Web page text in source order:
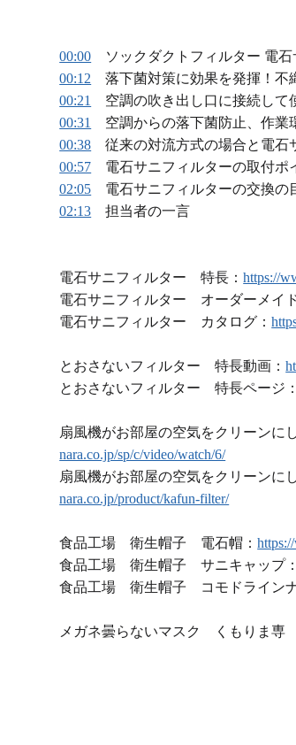
00:00
ソックダクトフィルター 電
00:12
落下菌対策に効果を発揮！不
00:21
空調の吹き出し口に接続して
00:31
空調からの落下菌防止、作業
00:38
従来の対流方式の場合と電石
00:57
電石サニフィルターの取付ポ
02:05
電石サニフィルターの交換の
02:13
担当者の一言
電石サニフィルター 特長：https://
電石サニフィルター オーダーメイ
電石サニフィルター カタログ：
とおさないフィルター 特長動画：
とおさないフィルター 特長ページ
扇風機がお部屋の空気をクリーン
nara.co.jp/sp/c/video/watch/6/
扇風機がお部屋の空気をクリーン
nara.co.jp/product/kafun-filter/
食品工場 衛生帽子 電石帽：
食品工場 衛生帽子 サニキャップ
食品工場 衛生帽子 コモドライン
メガネ曇らないマスク くもりま専